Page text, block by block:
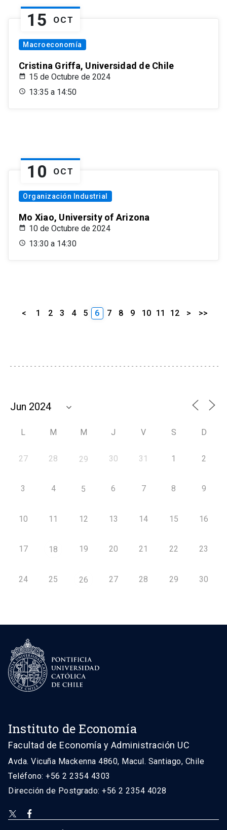
15 OCT
Macroeconomía
Cristina Griffa, Universidad de Chile
15 de Octubre de 2024
13:35 a 14:50
10 OCT
Organización Industrial
Mo Xiao, University of Arizona
10 de Octubre de 2024
13:30 a 14:30
< 1 2 3 4 5 6 7 8 9 10 11 12 > >>
L M M J V S D
27 28 29 30 31 1 2
3 4 5 6 7 8 9
10 11 12 13 14 15 16
17 18 19 20 21 22 23
24 25 26 27 28 29 30
Instituto de Economía
Facultad de Economía y Administración UC
Avda. Vicuña Mackenna 4860, Macul. Santiago, Chile
Teléfono: +56 2 2354 4303
Dirección de Postgrado: +56 2 2354 4028